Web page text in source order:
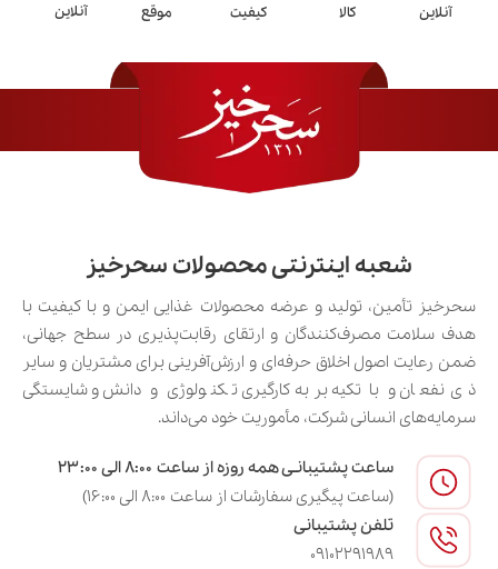
آنلاین
کالا
کیفیت
موقع
آنلاین
شعبه اینترنتی محصولات سحرخیز
سحرخیز تأمین، تولید و عرضه محصولات غذایی ایمن و با کیفیت با
هدف سلامت مصرف‌کنندگان و ارتقای رقابت‌پذیری در سطح جهانی،
ضمن رعایت اصول اخلاق حرفه‌ای و ارزش‌آفرینی برای مشتریان و سایر
ذی‌نفعان و با تکیه بر به‌کارگیری تکنولوژی و دانش و شایستگی
سرمایه‌های انسانی شرکت، مأموریت خود می‌داند.
ساعت پشتیبانـی همه روزه از ساعت ۸:۰۰ الی ۲۳:۰۰
(ساعت پیگیری سفارشات از ساعت ۸:۰۰ الی ۱۶:۰۰)
تلفن پشتیبانی
09102291989